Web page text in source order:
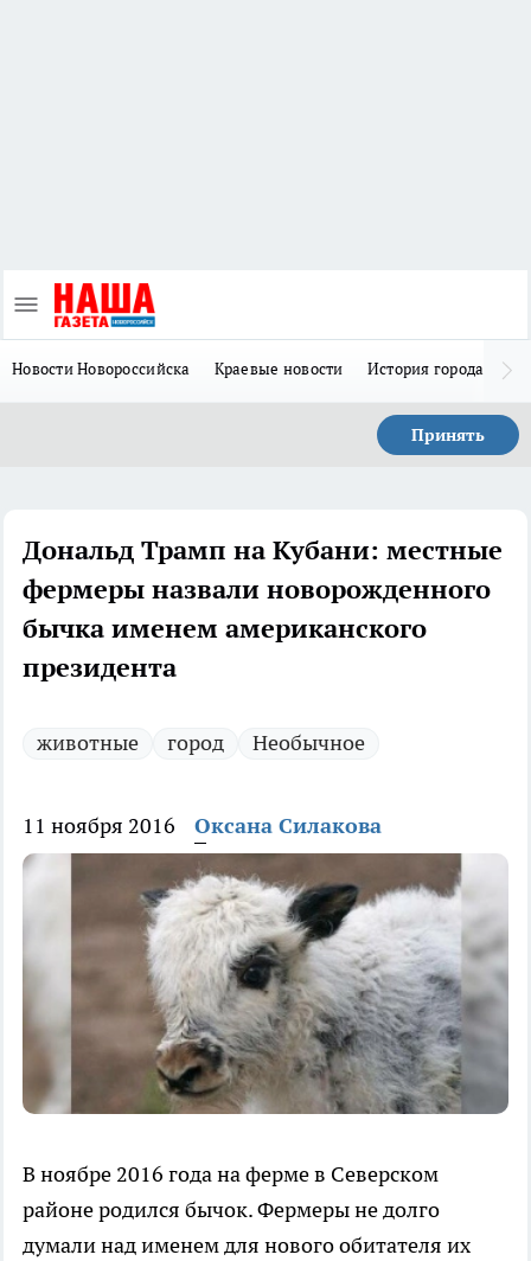
Новости Новороссийска Краевые новости История города Н
Принять
Дональд Трамп на Кубани: местные
фермеры назвали новорожденного
бычка именем американского
президента
животные город Необычное
11 ноября 2016 Оксана Силакова
В ноябре 2016 года на ферме в Северском
районе родился бычок. Фермеры не долго
думали над именем для нового обитателя их